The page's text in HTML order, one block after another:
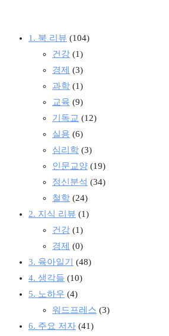
1. 북 리뷰 (104)
건강 (1)
경제 (3)
과학 (1)
교육 (9)
기독교 (12)
실용 (6)
심리학 (3)
인문교양 (19)
정신분석 (34)
철학 (24)
2. 지식 리뷰 (1)
건강 (1)
경제 (0)
3. 육아일기
(48)
4. 생각들 (10)
5. 노하우 (4)
워드프레스 (3)
6. 주요 저자 (41)